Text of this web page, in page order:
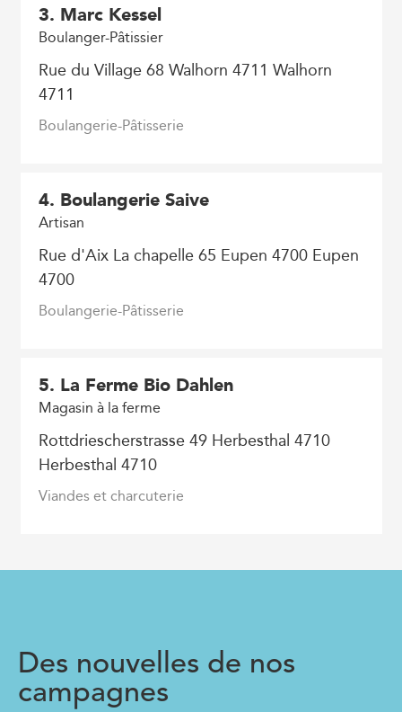
4. Boulangerie Saive
Artisan
Rue d'Aix La chapelle 65 Eupen 4700 Eupen
4700
Boulangerie-Pâtisserie
5. La Ferme Bio Dahlen
Magasin à la ferme
Rottdriescherstrasse 49 Herbesthal 4710
Herbesthal 4710
Viandes et charcuterie
3. Marc Kessel
Boulanger-Pâtissier
Rue du Village 68 Walhorn 4711 Walhorn
4711
Boulangerie-Pâtisserie
Des nouvelles de nos
campagnes